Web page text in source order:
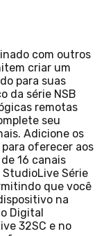
com outros
criar um
para suas
da série NSB
remotas
seu
Adicione os
para oferecer aos
16 canais
Série
que você
na
Digital
32SC e no